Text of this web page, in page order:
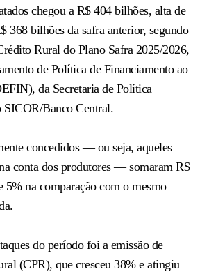
chegou a R$ 404 bilhões, alta de
368 bilhões da safra anterior, segundo
Rural do Plano Safra 2025/2026,
de Política de Financiamento ao
da Secretaria de Política
Banco Central.
concedidos — ou seja, aqueles
conta dos produtores — somaram R$
5% na comparação com o mesmo
do período foi a emissão de
(CPR), que cresceu 38% e atingiu